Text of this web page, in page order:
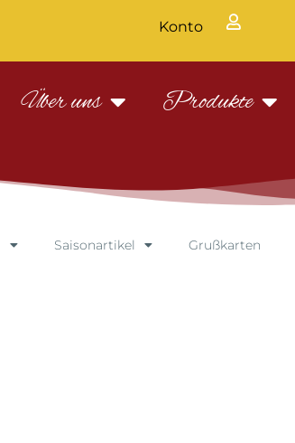
Konto
Über uns Produkte
Saisonartikel Grußkarten